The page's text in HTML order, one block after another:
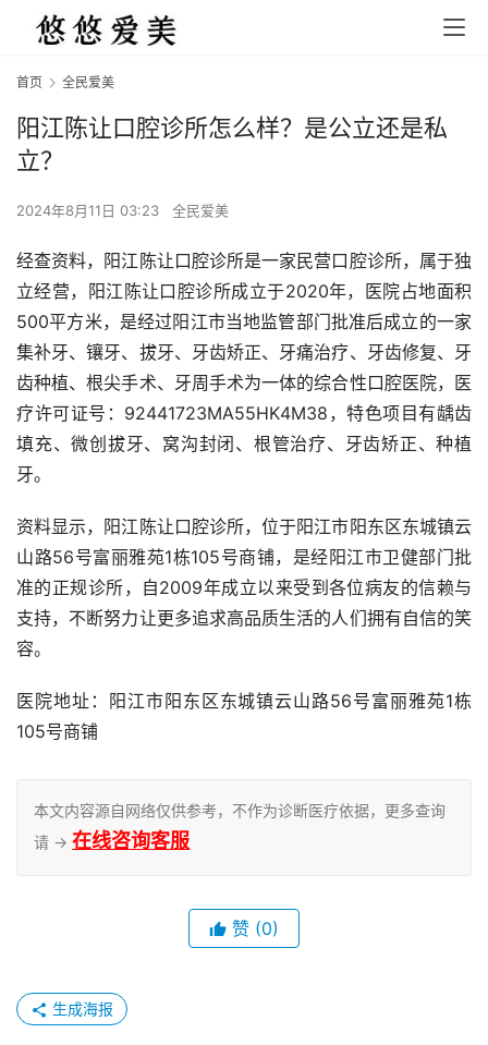
首页 全民爱美
阳江陈让口腔诊所怎么样？是公立还是私
立？
2024年8月11日 03:23 全民爱美
经查资料，阳江陈让口腔诊所是一家民营口腔诊所，属于独
立经营，阳江陈让口腔诊所成立于2020年，医院占地面积
500平方米，是经过阳江市当地监管部门批准后成立的一家
集补牙、镶牙、拔牙、牙齿矫正、牙痛治疗、牙齿修复、牙
齿种植、根尖手术、牙周手术为一体的综合性口腔医院，医
疗许可证号：92441723MA55HK4M38，特色项目有龋齿
填充、微创拔牙、窝沟封闭、根管治疗、牙齿矫正、种植
牙。
资料显示，阳江陈让口腔诊所，位于阳江市阳东区东城镇云
山路56号富丽雅苑1栋105号商铺，是经阳江市卫健部门批
准的正规诊所，自2009年成立以来受到各位病友的信赖与
支持，不断努力让更多追求高品质生活的人们拥有自信的笑
容。
医院地址：阳江市阳东区东城镇云山路56号富丽雅苑1栋
105号商铺
本文内容源自网络仅供参考，不作为诊断医疗依据，更多查询
请 → 在线咨询客服
赞 (0)
生成海报